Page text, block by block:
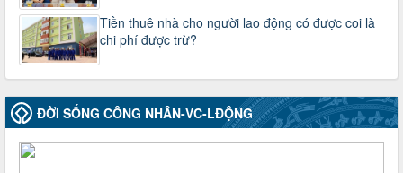
lượt xem: 4947 | lượt tải:1352
35/HD-TLĐ
Hướng dẫn thực hiện một số nội dung chi liên quan đến
công tác kiểm tra, giám sát tại Công đoàn cơ sở
Thời gian đăng: 27/12/2024
lượt xem: 2074 | lượt tải:507
50/2024/QH/15
Luật Công đoàn 2024
Thời gian đăng: 25/12/2024
Tiền thuê nhà cho người lao động có được coi là
chi phí được trừ?
ĐỜI SỐNG CÔNG NHÂN-VC-LĐỘNG